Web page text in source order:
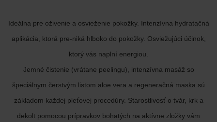
Ideálna pre oživenie a osvieženie pokožky. Intenzívna hydratačná
aplikácia, ktorá pre-niká hlboko do pokožky. Osviežujúci účinok,
ktorý vás naplní energiou.
Jemné čistenie (vrátane peelingu), intenzívna masáž so
špeciálnym čerstvým listom aloe vera a regeneračná maska sú
základom každej pleťovej procedúry. Starostlivosť o tvár, krk a
dekolt pomocou prípravkov bohatých na aktívne zložky vám